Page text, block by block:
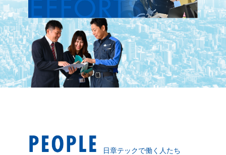
日章テックで働く人たち